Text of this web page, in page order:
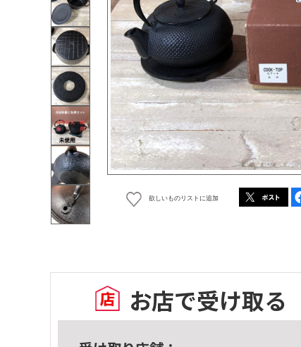
欲しいものリストに追加
お店で受け取る